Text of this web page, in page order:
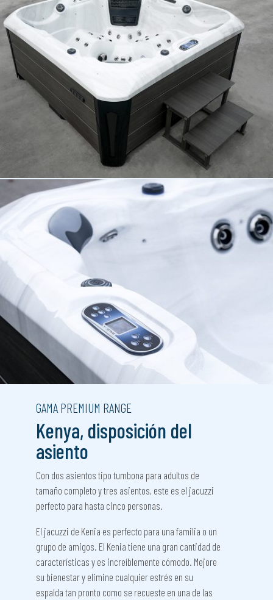
GAMA PREMIUM RANGE
Kenya, disposición del
asiento
Con dos asientos tipo tumbona para adultos de
tamaño completo y tres asientos, este es el jacuzzi
perfecto para hasta cinco personas.
El jacuzzi de Kenia es perfecto para una familia o un
grupo de amigos. El Kenia tiene una gran cantidad de
características y es increíblemente cómodo. Mejore
su bienestar y elimine cualquier estrés en su
espalda tan pronto como se recueste en una de las